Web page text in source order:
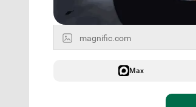
magnific.com
Max